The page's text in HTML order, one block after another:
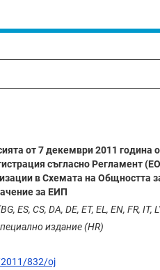
от 7 декември 2011 година
съгласно Регламент
в Схемата на Общността
за ЕИП
CS, DA, DE, ET, EL, EN, FR, IT,
издание (HR)
832/oj